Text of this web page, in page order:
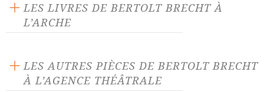
LES LIVRES DE BERTOLT BRECHT À
L’ARCHE
LES AUTRES PIÈCES DE BERTOLT BRECHT
À L’AGENCE THÉÂTRALE